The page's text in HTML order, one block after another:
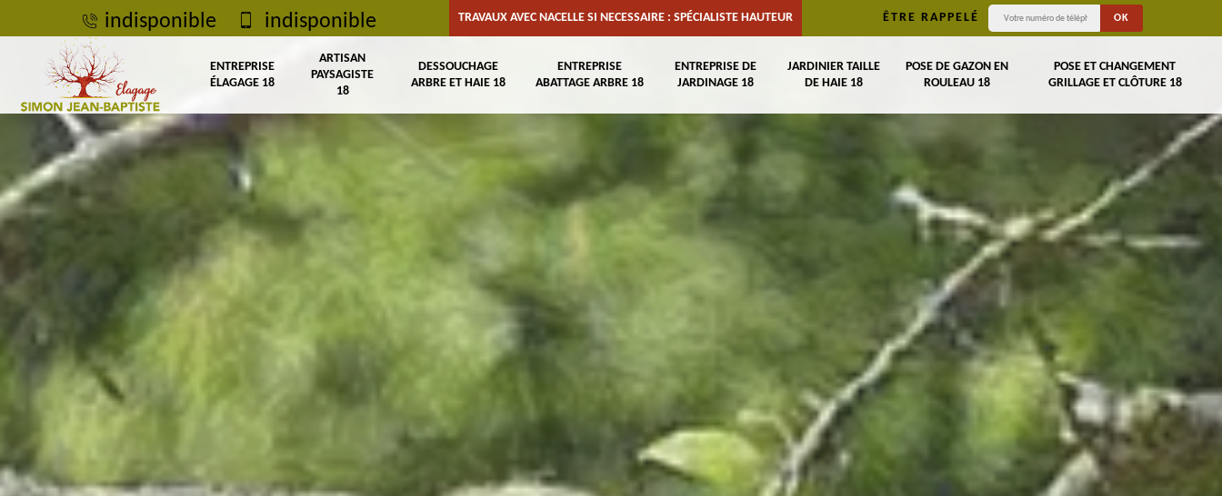
indisponible indisponible TRAVAUX AVEC NACELLE SI NECESSAIRE : SPÉCIALISTE HAUTEUR ÊTRE RAPPELÉ
ENTREPRISE
ÉLAGAGE 18
ARTISAN
PAYSAGISTE
18
DESSOUCHAGE
ARBRE ET HAIE 18
ENTREPRISE
ABATTAGE ARBRE 18
ENTREPRISE DE
JARDINAGE 18
JARDINIER TAILLE
DE HAIE 18
POSE DE GAZON EN
ROULEAU 18
POSE ET CHANGEMENT
GRILLAGE ET CLÔTURE 18